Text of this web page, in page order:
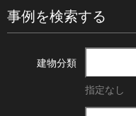
事例を検索する
建物分類
指定なし